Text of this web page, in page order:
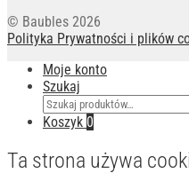
© Baubles 2026
Polityka Prywatności i plików
Moje konto
Szukaj
Szukaj:
Koszyk 0
Ta strona używa